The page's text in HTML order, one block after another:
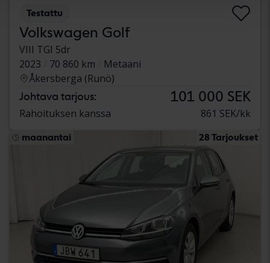
Testattu
Volkswagen Golf
VIII TGI 5dr
2023
70 860 km
Metaani
Åkersberga (Runö)
Johtava tarjous: 101 000 SEK
Rahoituksen kanssa 861 SEK/kk
maanantai 28 Tarjoukset